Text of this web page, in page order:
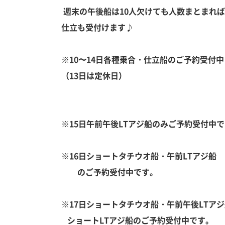
週末の午後船は10人欠けても人数まとまれば
仕立も受付けます♪
※10〜14日各種乗合・仕立船のご予約受付中
（13日は定休日）
※15日午前午後LTアジ船のみご予約受付中で
※16日ショートタチウオ船・午前LTアジ船
のご予約受付中です。
※17日ショートタチウオ船・午前午後LTア
ショートLTアジ船のご予約受付中です。